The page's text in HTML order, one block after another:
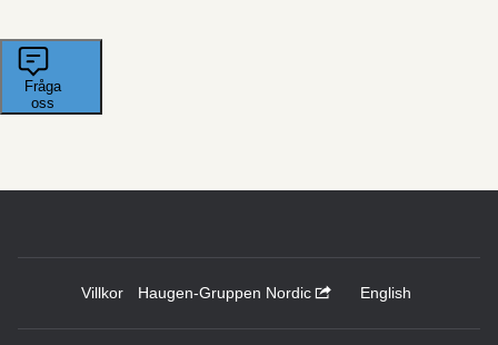
Villkor Haugen-Gruppen Nordic English